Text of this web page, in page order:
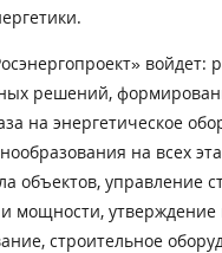
войдет:
решений,
на энергетическое
на всех
объектов, управление
и мощности,
строительное